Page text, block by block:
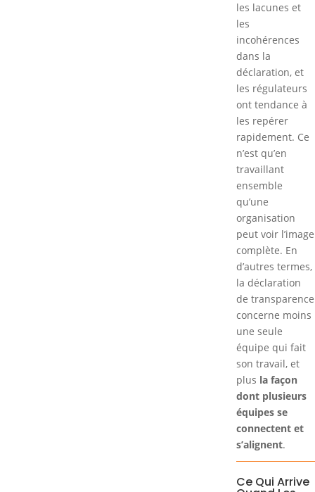
les lacunes et
les
incohérences
dans la
déclaration, et
les régulateurs
ont tendance à
les repérer
rapidement. Ce
n’est qu’en
travaillant
ensemble
qu’une
organisation
peut voir l’image
complète. En
d’autres termes,
la déclaration
de transparence
concerne moins
une seule
équipe qui fait
son travail, et
plus la façon
dont plusieurs
équipes se
connectent et
s’alignent.
Ce Qui Arrive